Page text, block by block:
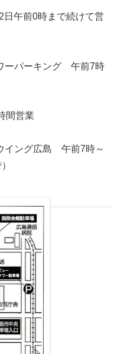
日午前0時まで続けて営
ーパーキング 午前7時
間営業
イング広島 午前7時～